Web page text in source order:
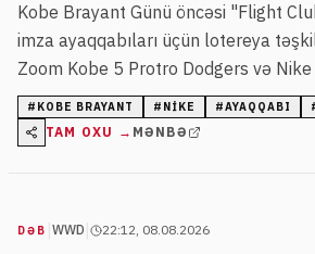
Kobe Brayant Günü öncəsi "Flight
imza ayaqqabıları üçün lotereya
Zoom Kobe 5 Protro Dodgers və
olmaqla bir neçə model orijinal
olunur.
# KOBE BRAYANT # NIKE #AYAQQABI
TAM OXU → MƏNBƏ
DƏB WWD 22:12, 08.08.2026